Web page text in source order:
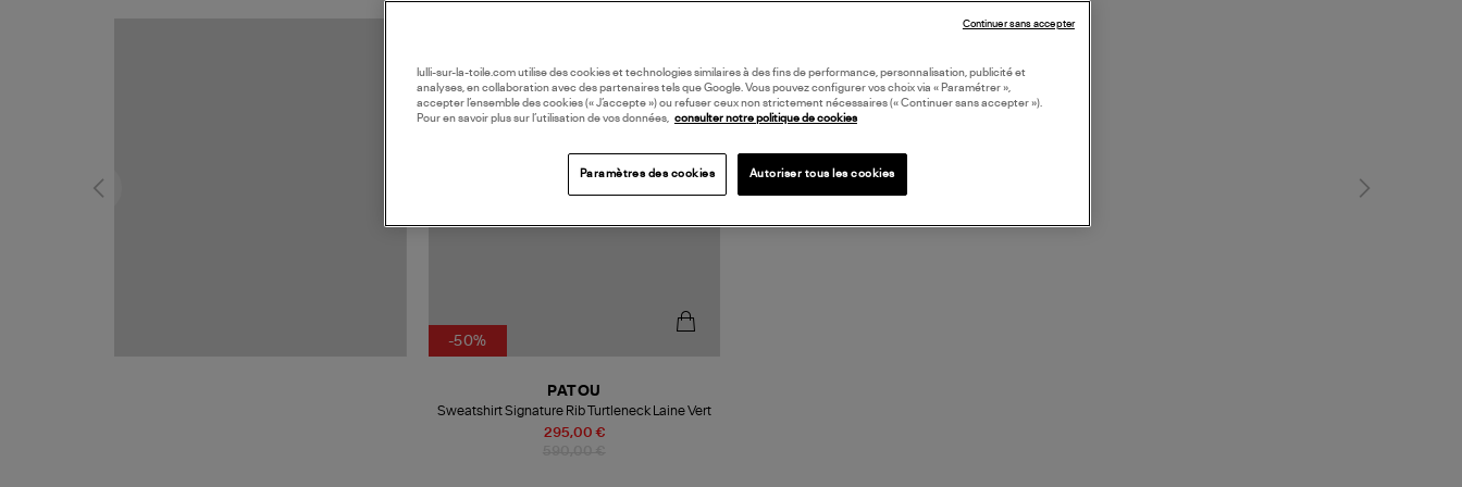
-50%
295,00 €
PATOU
Sweatshirt Signature Rib Turtleneck Laine Vert
lulli-sur-la-toile.com utilise des cookies et technologies similaires à des fins de performance, personnalisation, publicité et
analyses, en collaboration avec des partenaires tels que Google. Vous pouvez configurer vos choix via « Paramétrer »,
accepter l’ensemble des cookies (« J’accepte ») ou refuser ceux non strictement nécessaires (« Continuer sans accepter »).
Pour en savoir plus sur l’utilisation de vos données, consulter notre politique de cookies
Paramètres des cookies Autoriser tous les cookies
Continuer sans accepter